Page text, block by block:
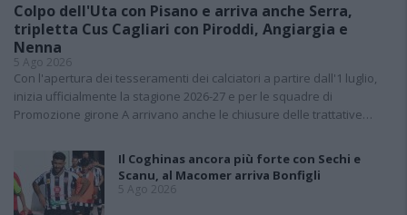
Colpo dell'Uta con Pisano e arriva anche Serra,
tripletta Cus Cagliari con Piroddi, Angiargia e
Nenna
5 Ago 2026
Con l'apertura dei tesseramenti dei calciatori a partire dall'1 luglio,
inizia ufficialmente la stagione 2026-27 e per le squadre di
Promozione girone A arrivano anche le chiusure delle trattative…
Il Coghinas ancora più forte con Sechi e
Scanu, al Macomer arriva Bonfigli
5 Ago 2026